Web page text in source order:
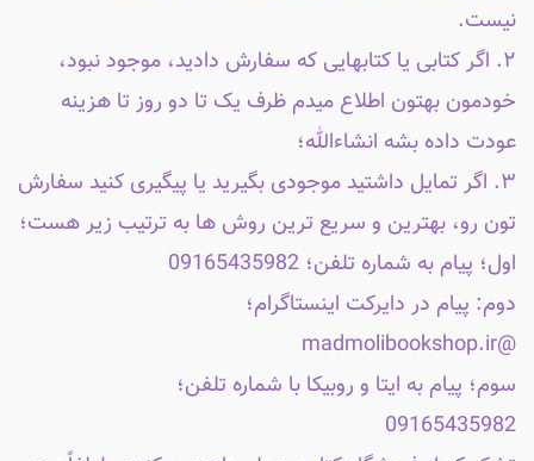
نیست.
۲. اگر کتابی یا کتابهایی که سفارش دادید، موجود نبود،
خودمون بهتون اطلاع میدم ظرف یک تا دو روز تا هزینه
عودت داده بشه انشاءالله؛
۳. اگر تمایل داشتید موجودی بگیرید یا پیگیری کنید سفارش
تون رو، بهترین و سریع ترین روش ها به ترتیب زیر هست؛
اول؛ پیام به شماره تلفن؛ 09165435982
دوم: پیام در دایرکت اینستاگرام؛
@madmolibookshop.ir
سوم؛ پیام به ایتا و روبیکا با شماره تلفن؛
09165435982